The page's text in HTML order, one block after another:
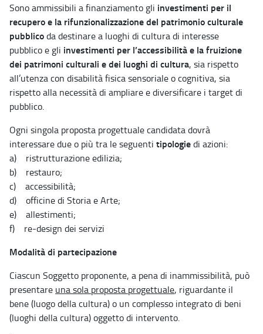
Sono ammissibili a finanziamento gli investimenti per il
recupero e la rifunzionalizzazione del patrimonio culturale
pubblicoda destinare a luoghi di cultura di interesse
pubblico e gli investimenti per l’accessibilità e la fruizione
dei patrimoni culturali e dei luoghi di cultura, sia rispetto
all’utenza con disabilità fisica sensoriale o cognitiva, sia
rispetto alla necessità di ampliare e diversificare i target di
pubblico.
Ogni singola proposta progettuale candidata dovrà
interessare due o più tra le seguenti tipologiedi azioni:
a) ristrutturazione edilizia;
b) restauro;
c) accessibilità;
d) officine di Storia e Arte;
e) allestimenti;
f) re-design dei servizi
Modalità di partecipazione
Ciascun Soggetto proponente, a pena di inammissibilità, può
presentare una sola proposta progettuale, riguardante il
bene (luogo della cultura) o un complesso integrato di beni
(luoghi della cultura) oggetto di intervento.